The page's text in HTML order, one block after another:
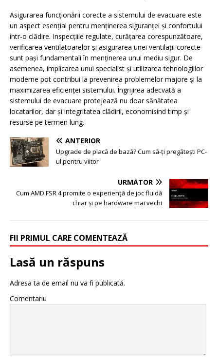
Asigurarea funcționării corecte a sistemului de evacuare este
un aspect esențial pentru menținerea siguranței și confortului
într-o clădire. Inspecțiile regulate, curățarea corespunzătoare,
verificarea ventilatoarelor și asigurarea unei ventilații corecte
sunt pași fundamentali în menținerea unui mediu sigur. De
asemenea, implicarea unui specialist și utilizarea tehnologiilor
moderne pot contribui la prevenirea problemelor majore și la
maximizarea eficienței sistemului. Îngrijirea adecvată a
sistemului de evacuare protejează nu doar sănătatea
locatarilor, dar și integritatea clădirii, economisind timp și
resurse pe termen lung.
ANTERIOR
Upgrade de placă de bază? Cum să-ți pregătești PC-
ul pentru viitor
URMĂTOR
Cum AMD FSR 4 promite o experiență de joc fluidă
chiar și pe hardware mai vechi
FII PRIMUL CARE COMENTEAZĂ
Lasă un răspuns
Adresa ta de email nu va fi publicată.
Comentariu